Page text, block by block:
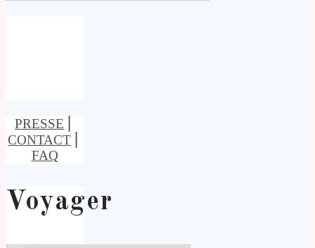
PRESSE
CONTACT
FAQ
Voyager